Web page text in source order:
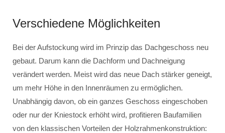
Verschiedene Möglichkeiten
Bei der Aufstockung wird im Prinzip das Dachgeschoss neu
gebaut. Darum kann die Dachform und Dachneigung
verändert werden. Meist wird das neue Dach stärker geneigt,
um mehr Höhe in den Innenräumen zu ermöglichen.
Unabhängig davon, ob ein ganzes Geschoss eingeschoben
oder nur der Kniestock erhöht wird, profitieren Baufamilien
von den klassischen Vorteilen der Holzrahmenkonstruktion: